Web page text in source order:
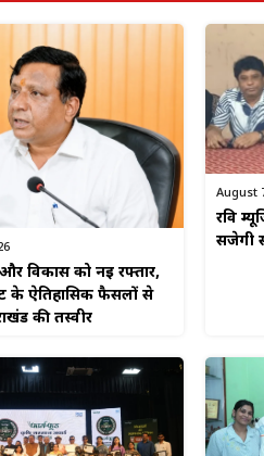
विकास को नई रफ्तार,
के ऐतिहासिक फैसलों से
की तस्वीर
August
रवि
सजेगी